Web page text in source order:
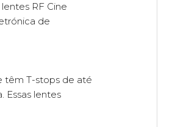
RF Cine
de
têm T-stops de até
Essas lentes